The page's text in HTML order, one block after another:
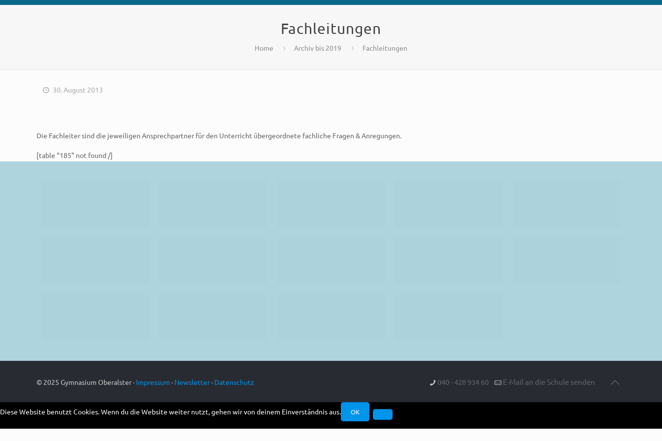
Fachleitungen
Home Archiv bis 2019 Fachleitungen
30. August 2013
Die Fachleiter sind die jeweiligen Ansprechpartner für den Unterricht übergeordnete fachliche Fragen & Anregungen.
[table “185” not found /]
© 2025 Gymnasium Oberalster · Impressum · Newsletter· Datenschutz 040 - 428 934 60 E-Mail an die Schule senden
Diese Website benutzt Cookies. Wenn du die Website weiter nutzt, gehen wir von deinem Einverständnis aus. OK